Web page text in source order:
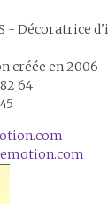
- Décoratrice
créée en 2006
64